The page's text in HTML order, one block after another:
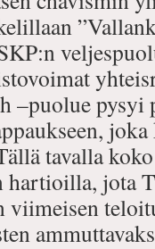
–puolue pysyi
tavalla
jota
viimeisen